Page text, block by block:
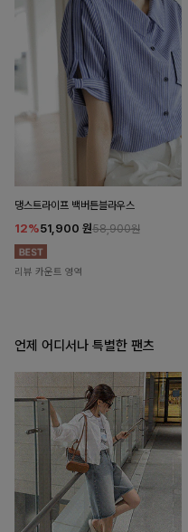
댕스트라이프 백버튼블라우스
12%51,900 원58,900원
리뷰 카운트 영역
언제 어디서나 특별한 팬츠